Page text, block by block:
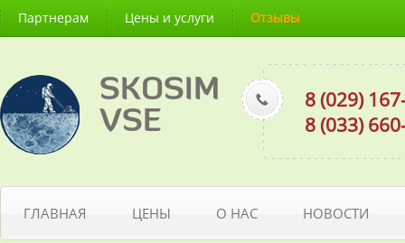
Партнерам Цены и услуги Отзывы
SKOSIM
VSE
8 (029)
8 (033)
ГЛАВНАЯ ЦЕНЫ О НАС НОВОСТИ